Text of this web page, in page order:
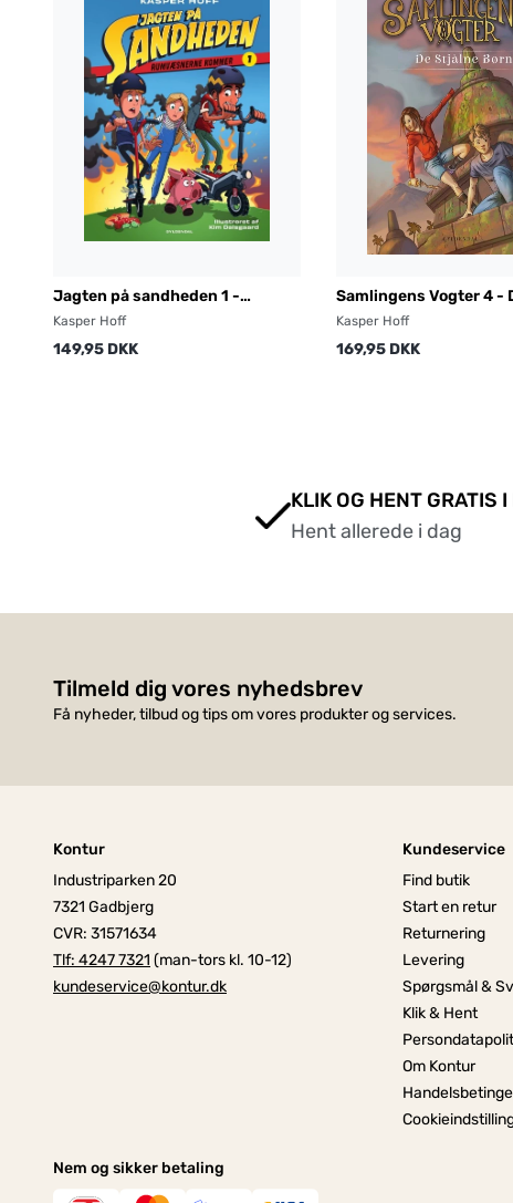
Jagten på sandheden 1 -
Rumvæsnerne kommer
Kasper Hoff
149,95 DKK
Samlingens Vogter 4 -
børn
Kasper Hoff
169,95 DKK
KLIK OG HENT GRATIS
Hent allerede i dag
Tilmeld dig vores nyhedsbrev
Få nyheder, tilbud og tips om vores produkter og services.
Kontur
Industriparken 20
7321 Gadbjerg
CVR: 31571634
Tlf: 4247 7321 (man-tors kl. 10-12)
kundeservice@kontur.dk
Kundeservice
Find butik
Start en retur
Returnering
Levering
Spørgsmål &
Klik & Hent
Om Kontur
Nem og sikker betaling